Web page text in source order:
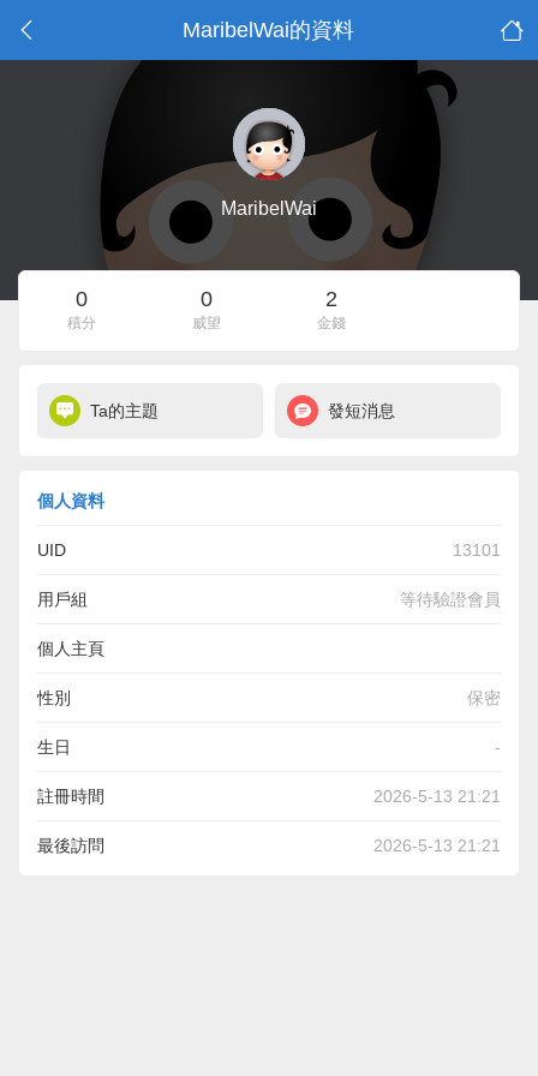
MaribelWai的資料
MaribelWai
0
積分
0
威望
2
金錢
Ta的主題 發短消息
個人資料
UID 13101
用戶組 等待驗證會員
個人主頁
https://blackcoin.co/best-payid-pokies-in-australia-a-
comprehensive-guide/
性別 保密
生日 -
註冊時間 2026-5-13 21:21
最後訪問 2026-5-13 21:21